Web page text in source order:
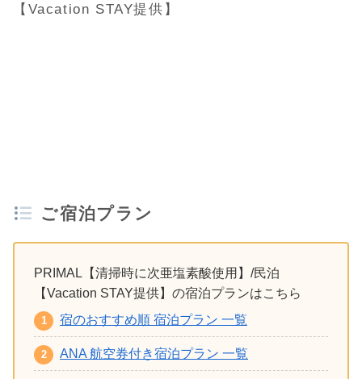
【Vacation STAY提供】
ご宿泊プラン
PRIMAL【清掃時に次亜塩素酸使用】/民泊
【Vacation STAY提供】の宿泊プランはこちら
宿のおすすめ順 宿泊プラン 一覧
ANA 航空券付き宿泊プラン 一覧